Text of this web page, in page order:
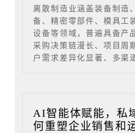
离散制造业涵盖装备制造
备、精密零部件、模具工
设备等领域，普遍具备产
采购决策链漫长、项目周
户需求差异化显著、多渠
AI智能体赋能，私
何重塑企业销售和